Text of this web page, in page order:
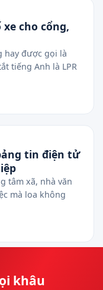
cho cổng,
hay được gọi là
tiếng Anh là LPR
tin điện tử
tâm xã, nhà văn
mà loa không
khâu